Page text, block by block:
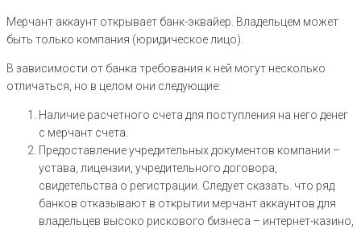
Мерчант аккаунт открывает банк-эквайер. Владельцем может
быть только компания (юридическое лицо).
В зависимости от банка требования к ней могут несколько
отличаться, но в целом они следующие:
Наличие расчетного счета для поступления на него денег
с мерчант счета.
Предоставление учредительных документов компании –
устава, лицензии, учредительного договора,
свидетельства о регистрации. Следует сказать. что ряд
банков отказывают в открытии мерчант аккаунтов для
владельцев высоко рискового бизнеса – интернет-казино,